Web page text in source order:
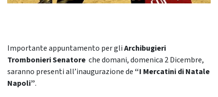
Importante appuntamento per gliArchibugieri
Trombonieri Senatore che domani, domenica 2 Dicembre,
saranno presenti all’inaugurazione de“I Mercatini di Natale
Napoli”.